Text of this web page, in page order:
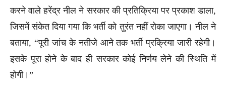
करने वाले हरेंद्र नील ने सरकार की प्रतिक्रिया पर प्रकाश डाला,
जिसमें संकेत दिया गया कि भर्ती को तुरंत नहीं रोका जाएगा। नील ने
बताया, “पूरी जांच के नतीजे आने तक भर्ती प्रक्रिया जारी रहेगी।
इसके पूरा होने के बाद ही सरकार कोई निर्णय लेने की स्थिति में
होगी।”